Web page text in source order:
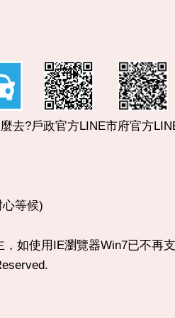
去?戶政官方LINE市府官方
等候)
如使用IE瀏覽器Win7已不再